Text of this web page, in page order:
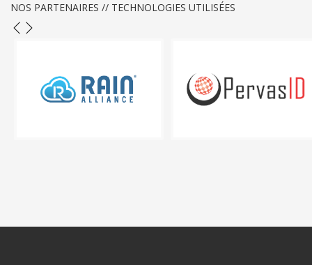
NOS PARTENAIRES // TECHNOLOGIES UTILISÉES